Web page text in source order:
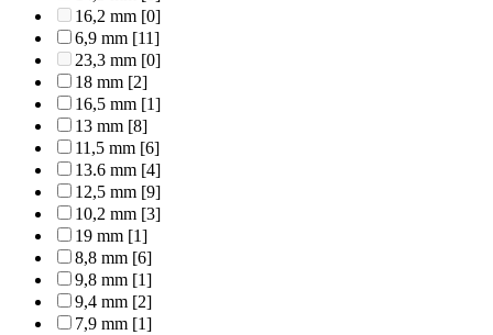
16,2 mm [0]
6,9 mm [11]
23,3 mm [0]
18 mm [2]
16,5 mm [1]
13 mm [8]
11,5 mm [6]
13.6 mm [4]
12,5 mm [9]
10,2 mm [3]
19 mm [1]
8,8 mm [6]
9,8 mm [1]
9,4 mm [2]
7,9 mm [1]